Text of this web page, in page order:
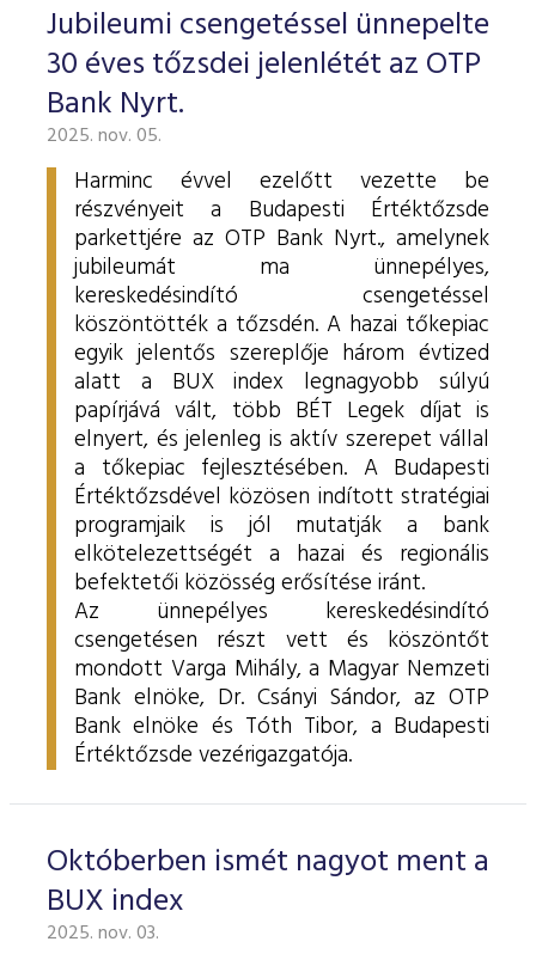
Jubileumi csengetéssel ünnepelte
30 éves tőzsdei jelenlétét az OTP
Bank Nyrt.
2025. nov. 05.
Harminc évvel ezelőtt vezette be
részvényeit a Budapesti Értéktőzsde
parkettjére az OTP Bank Nyrt., amelynek
jubileumát ma ünnepélyes,
kereskedésindító csengetéssel
köszöntötték a tőzsdén. A hazai tőkepiac
egyik jelentős szereplője három évtized
alatt a BUX index legnagyobb súlyú
papírjává vált, több BÉT Legek díjat is
elnyert, és jelenleg is aktív szerepet vállal
a tőkepiac fejlesztésében. A Budapesti
Értéktőzsdével közösen indított stratégiai
programjaik is jól mutatják a bank
elkötelezettségét a hazai és regionális
befektetői közösség erősítése iránt.
Az ünnepélyes kereskedésindító
csengetésen részt vett és köszöntőt
mondott Varga Mihály, a Magyar Nemzeti
Bank elnöke, Dr. Csányi Sándor, az OTP
Bank elnöke és Tóth Tibor, a Budapesti
Értéktőzsde vezérigazgatója.
Októberben ismét nagyot ment a
BUX index
2025. nov. 03.